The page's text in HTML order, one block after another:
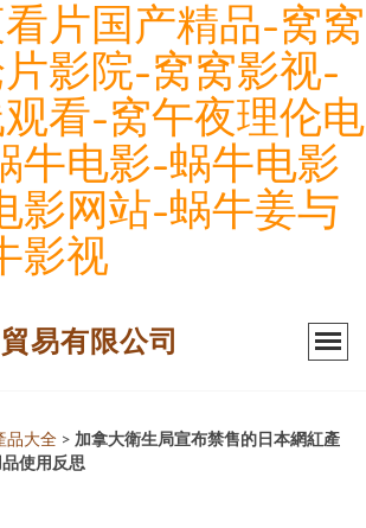
片国产精品-窝窝
影院-窝窝影视-
看-窝午夜理伦电
牛电影-蜗牛电影
影网站-蜗牛姜与
影视
易有限公司
品大全 > 加拿大衛生局宣布禁售的日本網紅產
使用反思